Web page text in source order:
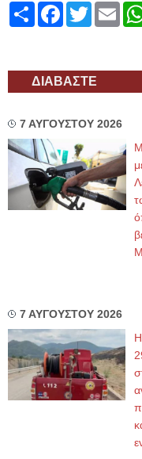
ShareFacebook
Twitter
ΔΙΑΒΑΣΤΕ
7 ΑΥΓΟΥΣΤΟΥ 2026
7 ΑΥΓΟΥΣΤΟΥ 2026